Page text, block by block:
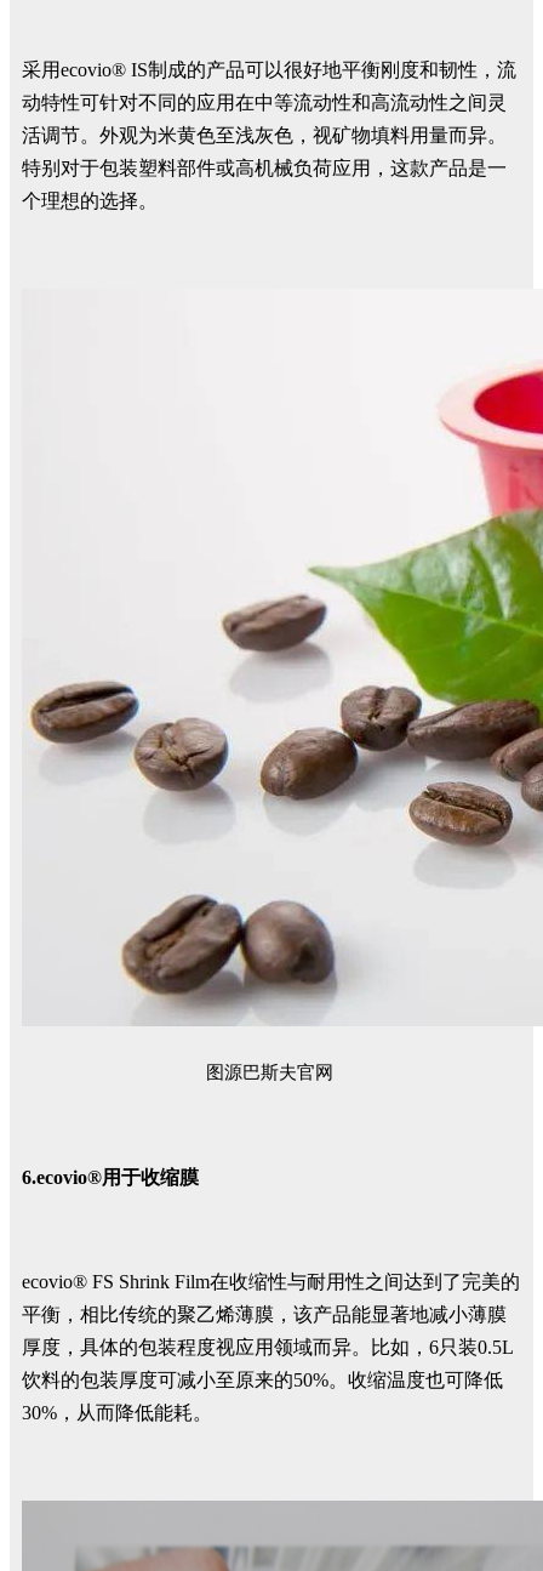
采用ecovio® IS制成的产品可以很好地平衡刚度和韧性，流
动特性可针对不同的应用在中等流动性和高流动性之间灵
活调节。外观为米黄色至浅灰色，视矿物填料用量而异。
特别对于包装塑料部件或高机械负荷应用，这款产品是一
个理想的选择。
图源巴斯夫官网
6.ecovio®用于收缩膜
ecovio® FS Shrink Film在收缩性与耐用性之间达到了完美的
平衡，相比传统的聚乙烯薄膜，该产品能显著地减小薄膜
厚度，具体的包装程度视应用领域而异。比如，6只装0.5L
饮料的包装厚度可减小至原来的50%。收缩温度也可降低
30%，从而降低能耗。